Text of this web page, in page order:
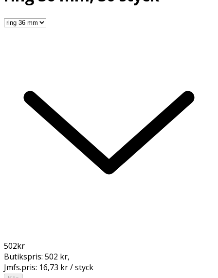
502kr
Butikspris: 502 kr,
Jmfs.pris: 16,73 kr / styck